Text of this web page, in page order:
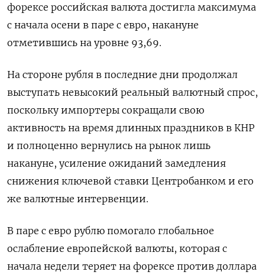
форексе российская валюта достигла максимума
с начала осени в паре с евро, накануне
отметившись на уровне 93,69.
На стороне рубля в последние дни продолжал
выступать невысокий реальный валютный спрос,
поскольку импортеры сокращали свою
активность на время длинных праздников в КНР
и полноценно вернулись на рынок лишь
накануне, усиление ожиданий замедления
снижения ключевой ставки Центробанком и его
же валютные интервенции.
В паре с евро рублю помогало глобальное
ослабление европейской валюты, которая с
начала недели теряет на форексе против доллара